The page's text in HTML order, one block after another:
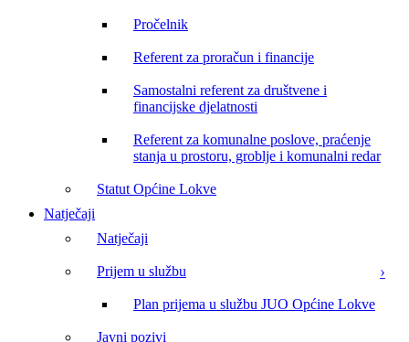
Pročelnik
Referent za proračun i financije
Samostalni referent za društvene i
financijske djelatnosti
Referent za komunalne poslove, praćenje
stanja u prostoru, groblje i komunalni redar
Statut Općine Lokve
Natječaji
Natječaji
Prijem u službu
Plan prijema u službu JUO Općine Lokve
Javni pozivi